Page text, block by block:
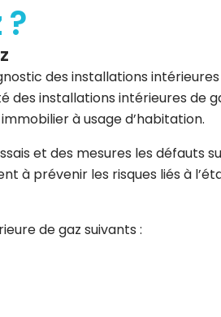
des installations
installations intérieures de
à usage d’habitation.
et des mesures les
à prévenir les risques liés à
de gaz suivants :